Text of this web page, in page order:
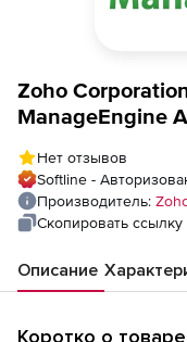
Zoho
ManageEngine
Controllers
Нет отзывов
Softline -
Производитель:
Скопировать ссылку
Описание
Коротко о товаре